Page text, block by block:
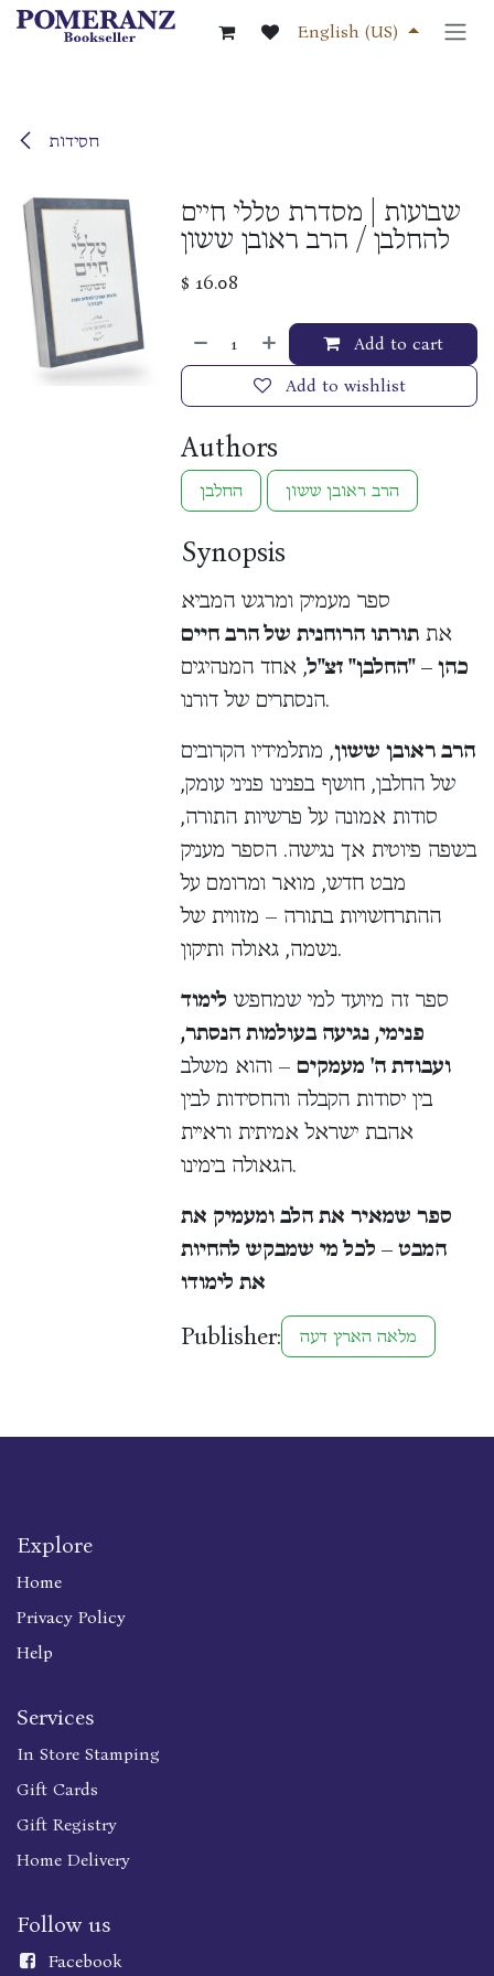
Skip to Content
English (US)
חסידות
שבועות | מסדרת טללי חיים
להחלבן / הרב ראובן ששון
$ 16.08
Add to cart
Add to wishlist
Authors
החלבן הרב ראובן ששון
Synopsis
ספר מעמיק ומרגש המביא
את תורתו הרוחנית של הרב חיים
כהן – "החלבן" זצ"ל, אחד המנהיגים
הנסתרים של דורנו.
הרב ראובן ששון, מתלמידיו הקרובים
של החלבן, חושף בפנינו פניני עומק,
סודות אמונה על פרשיות התורה,
בשפה פיוטית אך נגישה. הספר מעניק
מבט חדש, מואר ומרומם על
ההתרחשויות בתורה – מזווית של
נשמה, גאולה ותיקון.
ספר זה מיועד למי שמחפש לימוד
פנימי, נגיעה בעולמות הנסתר,
ועבודת ה' מעמקים– והוא משלב
בין יסודות הקבלה והחסידות לבין
אהבת ישראל אמיתית וראיית
הגאולה בימינו.
ספר שמאיר את הלב ומעמיק את
המבט – לכל מי שמבקש להחיות
את לימודו
Publisher: מלאה הארץ דעה
Explore
Home
Privacy Policy
Help
Services
In Store Stamping
Gift Cards
Gift Registry
Home Delivery
Follow us
Facebook